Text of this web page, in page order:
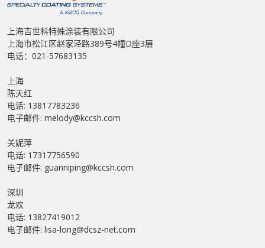
上海吉世科特殊涂装有限公司
上海市松江区赵家泾路389号4幢D座3层
电话：021-57683135
上海
陈天红
电话: 13817783236
电子邮件: melody@kccsh.com
关妮萍
电话: 17317756590
电子邮件: guanniping@kccsh.com
深圳
龙欢
电话: 13827419012
电子邮件: lisa-long@dcsz-net.com